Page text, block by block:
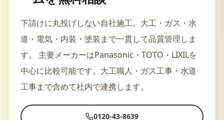
下請けに丸投げしない自社施工。大工・ガス・水
道・電気・内装・塗装まで一貫して品質管理しま
す。
主要メーカーはPanasonic・TOTO・LIXILを
中心に比較可能です。 大工職人・ガス工事・水道
工事まで含めて社内で連携します。
0120-43-8639